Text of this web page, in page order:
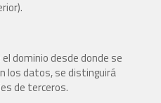
dominio desde donde se
los datos, se distinguirá
de terceros.